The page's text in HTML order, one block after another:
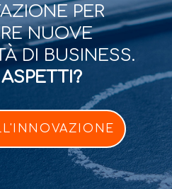
PER
NUOVE
DI BUSINESS.